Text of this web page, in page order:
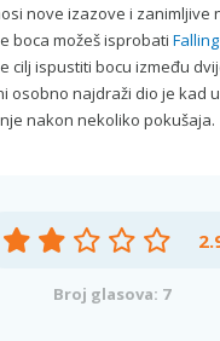
nove izazove i zanimljive
boca možeš isprobati
cilj ispustiti bocu između
osobno najdraži dio je kad
nakon nekoliko pokušaja.
Broj glasova: 7